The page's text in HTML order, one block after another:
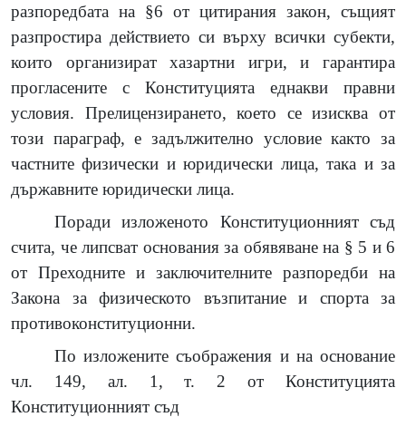
разпоредбата на §6 от цитирания закон, същият
разпростира действието си върху всички субекти,
които организират хазартни игри, и гарантира
прогласените с Конституцията еднакви правни
условия. Прелицензирането, което се изисква от
този параграф, е задължително условие както за
частните физически и юридически лица, така и за
държавните юридически лица.
Поради изложеното Конституционният съд
счита, че липсват основания за обявяване на § 5 и 6
от Преходните и заключителните разпоредби на
Закона за физическото възпитание и спорта за
противоконституционни.
По изложените съображения и на основание
чл. 149, ал. 1, т. 2 от Конституцията
Конституционният съд